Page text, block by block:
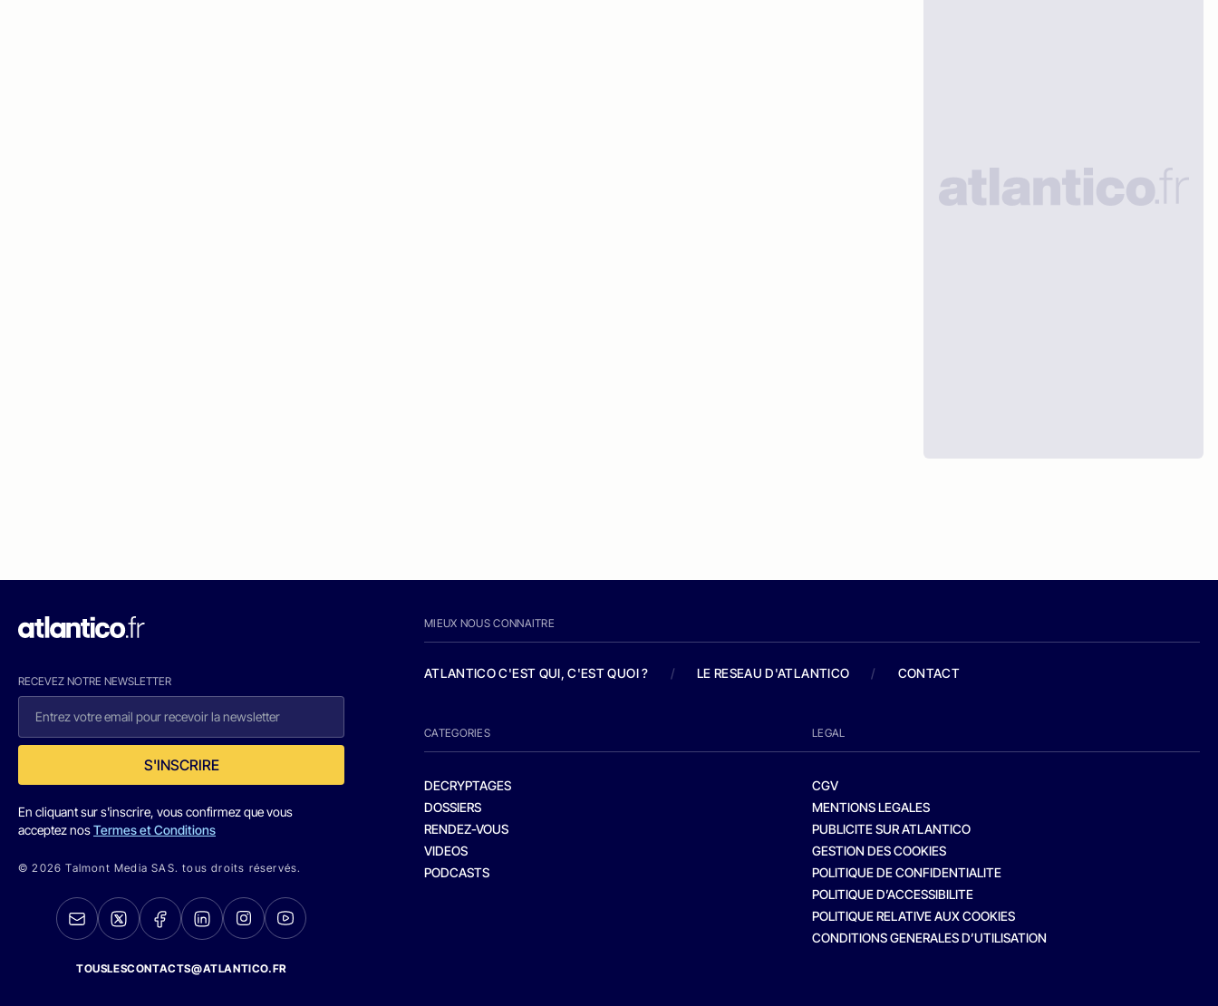
RECEVEZ NOTRE NEWSLETTER
S'INSCRIRE
En cliquant sur s'inscrire, vous confirmez que vous
acceptez nosTermes et Conditions
© 2026 Talmont Media SAS. tous droits réservés.
TOUSLESCONTACTS@ATLANTICO.FR
MIEUX NOUS CONNAITRE
ATLANTICO C'EST QUI, C'EST QUOI ? / LE RESEAU D'ATLANTICO / CONTACT
CATEGORIES
DECRYPTAGES
DOSSIERS
RENDEZ-VOUS
VIDEOS
PODCASTS
LEGAL
CGV
MENTIONS LEGALES
PUBLICITE SUR ATLANTICO
GESTION DES COOKIES
POLITIQUE DE CONFIDENTIALITE
POLITIQUE D’ACCESSIBILITE
POLITIQUE RELATIVE AUX COOKIES
CONDITIONS GENERALES D’UTILISATION